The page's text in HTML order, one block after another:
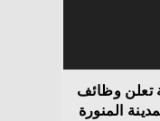
تعلن وظائف
المنورة